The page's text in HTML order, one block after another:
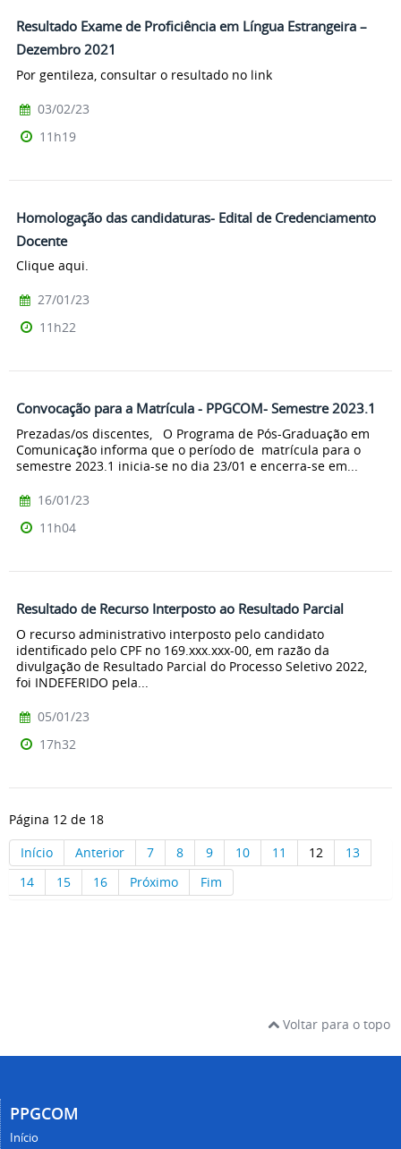
Resultado Exame de Proficiência em Língua Estrangeira –
Dezembro 2021
Por gentileza, consultar o resultado no link
03/02/23
11h19
Homologação das candidaturas- Edital de Credenciamento
Docente
Clique aqui.
27/01/23
11h22
Convocação para a Matrícula - PPGCOM- Semestre 2023.1
Prezadas/os discentes, O Programa de Pós-Graduação em
Comunicação informa que o período de matrícula para o
semestre 2023.1 inicia-se no dia 23/01 e encerra-se em...
16/01/23
11h04
Resultado de Recurso Interposto ao Resultado Parcial
O recurso administrativo interposto pelo candidato
identificado pelo CPF no 169.xxx.xxx-00, em razão da
divulgação de Resultado Parcial do Processo Seletivo 2022,
foi INDEFERIDO pela...
05/01/23
17h32
Página 12 de 18
Início
Anterior 7 8 9 10 11 12
13
14
15 16 Próximo Fim
Voltar para o topo
PPGCOM
Início